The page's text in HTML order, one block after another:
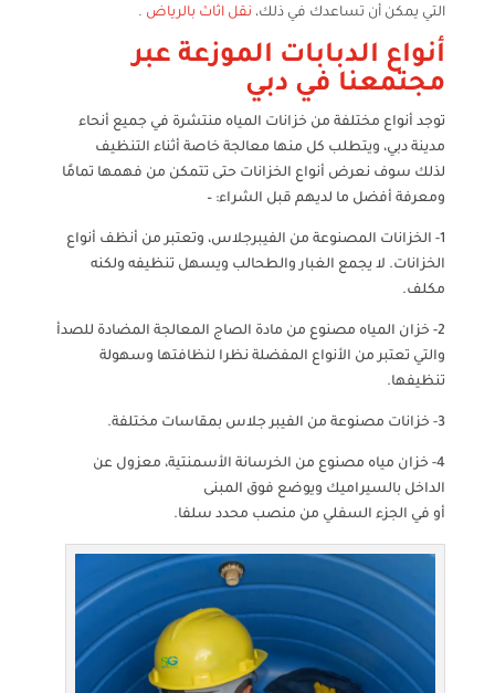
التي يمكن أن تساعدك في ذلك، نقل اثاث بالرياض .
أنواع الدبابات الموزعة عبر
مجتمعنا في دبي
توجد أنواع مختلفة من خزانات المياه منتشرة في جميع أنحاء
مدينة دبي، ويتطلب كل منها معالجة خاصة أثناء التنظيف
لذلك سوف نعرض أنواع الخزانات حتى تتمكن من فهمها تمامًا
ومعرفة أفضل ما لديهم قبل الشراء: –
1- الخزانات المصنوعة من الفيبرجلاس، وتعتبر من أنظف أنواع
الخزانات. لا يجمع الغبار والطحالب ويسهل تنظيفه ولكنه
مكلف.
2- خزان المياه مصنوع من مادة الصاج المعالجة المضادة للصدأ
والتي تعتبر من الأنواع المفضلة نظرا لنظافتها وسهولة
تنظيفها.
3- خزانات مصنوعة من الفيبر جلاس بمقاسات مختلفة.
4- خزان مياه مصنوع من الخرسانة الأسمنتية، معزول عن
الداخل بالسيراميك ويوضع فوق المبنى
أو في الجزء السفلي من منصب محدد سلفا.